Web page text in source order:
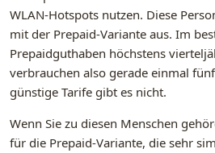
WLAN-Hotspots nutzen. Diese
mit der Prepaid-Variante aus. Im
Prepaidguthaben höchstens
verbrauchen also gerade einmal
günstige Tarife gibt es nicht.
Wenn Sie zu diesen Menschen
für die Prepaid-Variante, die sehr